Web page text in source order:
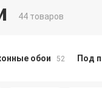
44 товаров
обои 52 Под